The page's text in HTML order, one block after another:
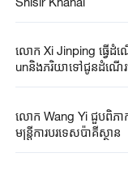
លោក Xi Jinping ធ្វើដំ
unនិងភរិយាទៅជូនដំណើរ
លោក Wang Yi ជួបពិភាក្
មន្ត្រីការបរទេស​ប៉ាគីស្ថាន